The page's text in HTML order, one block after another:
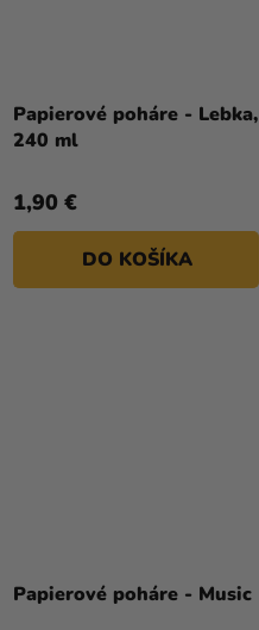
Papierové poháre - Lebka,
240 ml
1,90 €
DO KOŠÍKA
Papierové poháre - Music